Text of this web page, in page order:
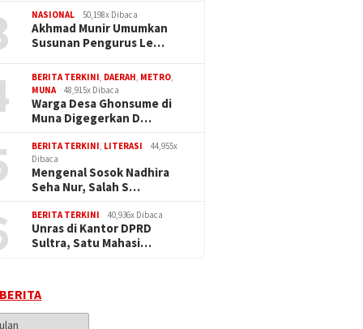
NASIONAL 50,198x Dibaca
Akhmad Munir Umumkan
Susunan Pengurus Le…
BERITA TERKINI DAERAH METRO
MUNA
48,915x Dibaca
Warga Desa Ghonsume di
Muna Digegerkan D…
BERITA TERKINI LITERASI
44,955x
Dibaca
Mengenal Sosok Nadhira
Seha Nur, Salah S…
BERITA TERKINI 40,936x Dibaca
Unras di Kantor DPRD
Sultra, Satu Mahasi…